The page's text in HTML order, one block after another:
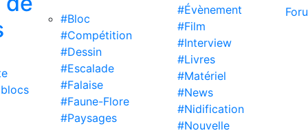
#Bloc
#Compétition
#Dessin
#Escalade
#Falaise
#Faune-Flore
#Paysages
#Évènement
#Film
#Interview
#Livres
#Matériel
#News
#Nidification
#Nouvelle